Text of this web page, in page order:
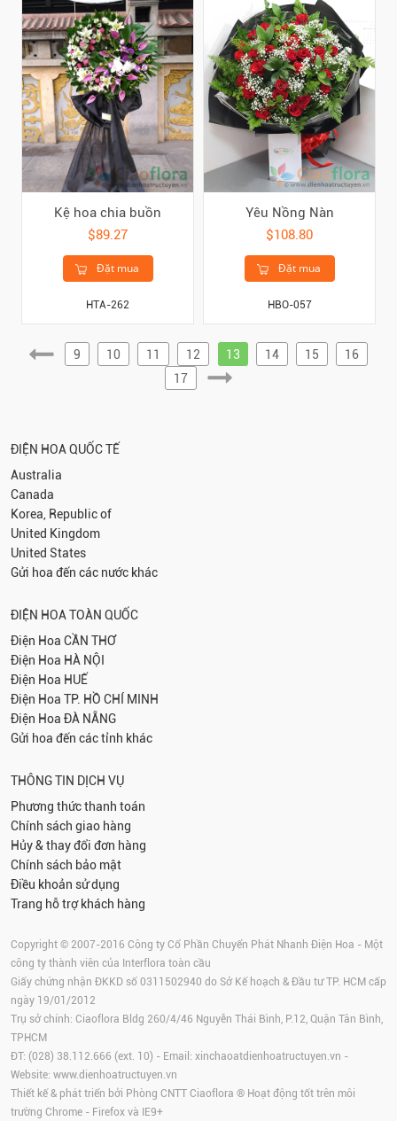
Kệ hoa chia buồn
$89.27
Đặt mua
HTA-262
Yêu Nồng Nàn
$108.80
Đặt mua
HBO-057
9 10 11 12 13 14 15
16
17
ĐIỆN HOA QUỐC TẾ
Australia
Canada
Korea, Republic of
United Kingdom
United States
Gửi hoa đến các nước khác
ĐIỆN HOA TOÀN QUỐC
Điện Hoa CẦN THƠ
Điện Hoa HÀ NỘI
Điện Hoa HUẾ
Điện Hoa TP. HỒ CHÍ MINH
Điện Hoa ĐÀ NẴNG
Gửi hoa đến các tỉnh khác
THÔNG TIN DỊCH VỤ
Phương thức thanh toán
Chính sách giao hàng
Hủy & thay đổi đơn hàng
Chính sách bảo mật
Điều khoản sử dụng
Trang hỗ trợ khách hàng
Copyright © 2007-2016 Công ty Cổ Phần Chuyển Phát Nhanh Điện Hoa - Một
công ty thành viên của Interflora toàn cầu
Giấy chứng nhận ĐKKD số 0311502940 do Sở Kế hoạch & Đầu tư TP. HCM cấp
ngày 19/01/2012
Trụ sở chính: Ciaoflora Bldg 260/4/46 Nguyễn Thái Bình, P.12, Quận Tân Bình,
TPHCM
ĐT: (028) 38.112.666 (ext. 10) - Email: xinchaoatdienhoatructuyen.vn -
Website: www.dienhoatructuyen.vn
Thiết kế & phát triển bởi Phòng CNTT Ciaoflora ® Hoạt động tốt trên môi
trường Chrome - Firefox và IE9+